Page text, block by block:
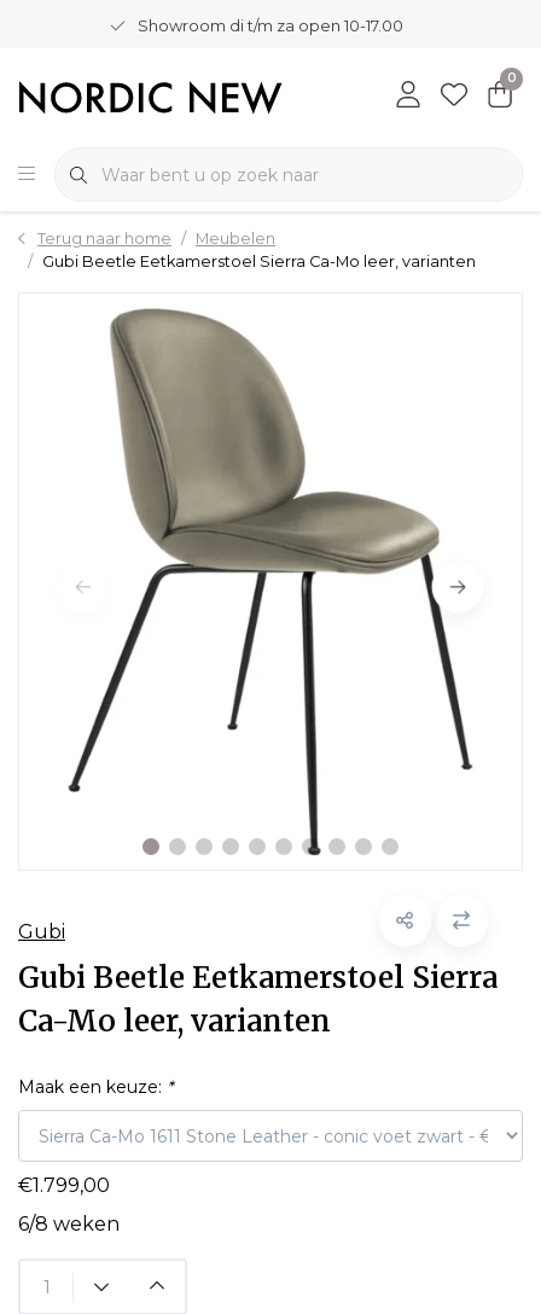
Showroom di t/m za open 10-17.00
0
Terug naar home
Meubelen
Gubi Beetle Eetkamerstoel Sierra Ca-Mo leer, varianten
Gubi
Gubi Beetle Eetkamerstoel Sierra
Ca-Mo leer, varianten
Maak een keuze: *
€1.799,00
6/8 weken